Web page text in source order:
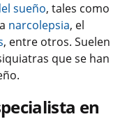
sueño, tales como
narcolepsia, el
, entre otros. Suelen
que se han
en